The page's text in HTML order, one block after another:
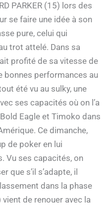
PARKER (15) lors des
se faire une idée à son
pure, celui qui
trot attelé. Dans sa
profité de sa vitesse de
bonnes performances au
été vu au sulky, une
ses capacités où on l’a
Eagle et Timoko dans
Ce dimanche,
de poker en lui
Vu ses capacités, on
que s’il s’adapte, il
dans la phase
vient de renouer avec la